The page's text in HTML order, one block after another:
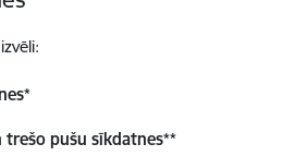
*
trešo pušu sīkdatnes**